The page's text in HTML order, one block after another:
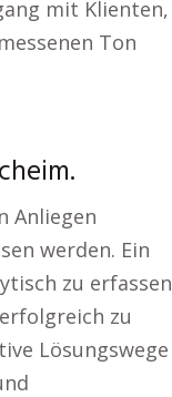
mit Klienten,
Ton
Anliegen
werden. Ein
zu erfassen
zu
Lösungswege